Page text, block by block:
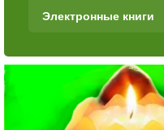
Электронные книги